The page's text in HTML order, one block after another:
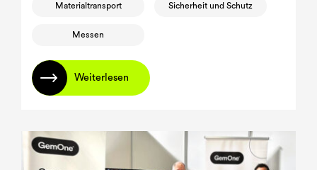
Materialtransport Sicherheit und Schutz
Messen
Weiterlesen